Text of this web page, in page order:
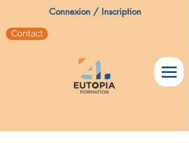
Connexion / Inscription
Contact